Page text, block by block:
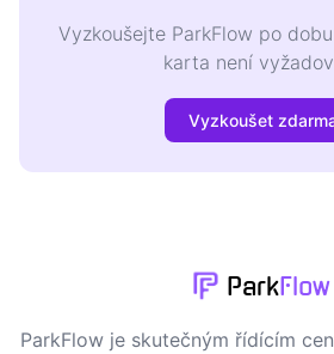
Vyzkoušejte ParkFlow po
karta není
Vyzkoušet
Park Flow
ParkFlow je skutečným řídícím